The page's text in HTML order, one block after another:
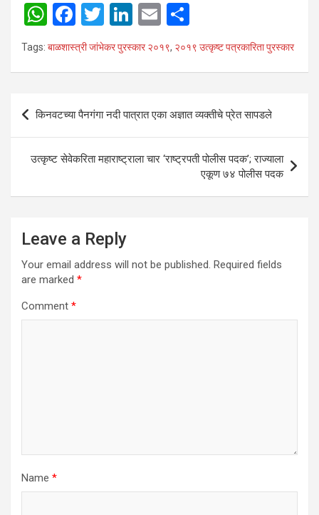
W
h
A
p
F
a
ce
o
k
T
wi
tt
Li
n
ke
n
E
m
ail
h
ar
Tags: बाळशास्त्री जांभेकर पुरस्कार २०१९, २०१९ उत्कृष्ट पत्रकारिता पुरस्कार
Post
navigation
किनवटच्या पैनगंगा नदी पात्रात एका अज्ञात व्यक्तीचे प्रेत सापडले
उत्कृष्ट सेवेकरिता महाराष्ट्राला चार ‘राष्ट्रपती पोलीस पदक’; राज्याला
एकूण ७४ पोलीस पदक
Leave a Reply
Your email address will not be published. Required fields
are marked *
Comment *
Name *